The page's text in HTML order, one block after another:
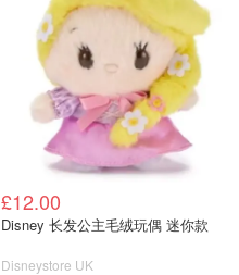
£12.00
Disney 长发公主毛绒玩偶 迷你款
Disneystore UK